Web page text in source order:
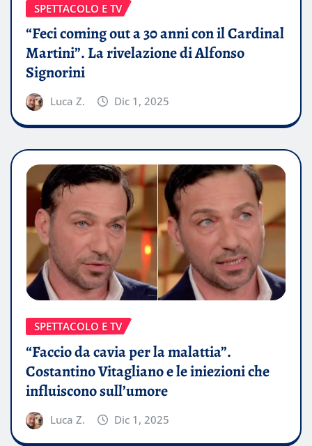
SPETTACOLO E TV
“Feci coming out a 30 anni con il Cardinal
Martini”. La rivelazione di Alfonso
Signorini
Luca Z. Dic 1, 2025
SPETTACOLO E TV
“Faccio da cavia per la malattia”.
Costantino Vitagliano e le iniezioni che
influiscono sull’umore
Luca Z. Dic 1, 2025